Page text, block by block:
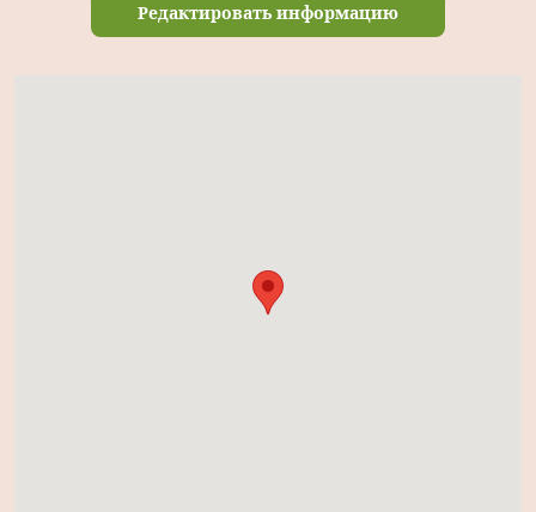
Редактировать информацию